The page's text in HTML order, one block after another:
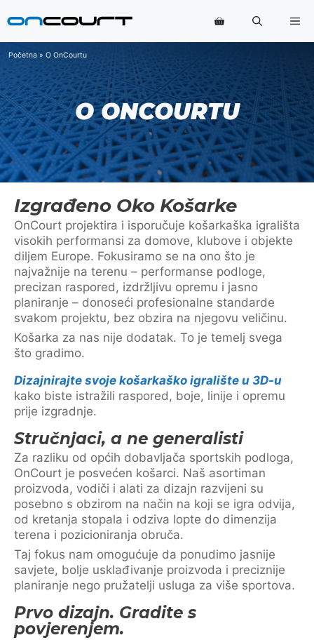
na
Početna » O OnCourtu
O ONCOURTU
Izgrađeno Oko Košarke
OnCourt projektira i isporučuje košarkaška igrališta
visokih performansi za domove, klubove i objekte
diljem Europe. Fokusiramo se na ono što je
najvažnije na terenu – performanse podloge,
precizan raspored, izdržljivu opremu i jasno
planiranje – donoseći profesionalne standarde
svakom projektu, bez obzira na njegovu veličinu.
Košarka za nas nije dodatak. To je temelj svega
što gradimo.
Dizajnirajte svoje košarkaško igralište u 3D-u
kako biste istražili raspored, boje, linije i opremu
prije izgradnje.
Stručnjaci, a ne generalisti
Za razliku od općih dobavljača sportskih podloga,
OnCourt je posvećen košarci. Naš asortiman
proizvoda, vodiči i alati za dizajn razvijeni su
posebno s obzirom na način na koji se igra odvija,
od kretanja stopala i odziva lopte do dimenzija
terena i pozicioniranja obruča.
Taj fokus nam omogućuje da ponudimo jasnije
savjete, bolje usklađivanje proizvoda i preciznije
planiranje nego pružatelji usluga za više sportova.
Prvo dizajn. Gradite s
povjerenjem.